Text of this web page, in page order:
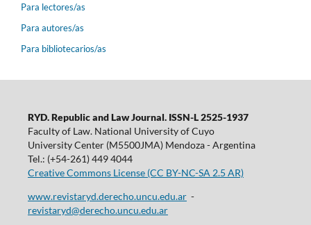
Para lectores/as
Para autores/as
Para bibliotecarios/as
RYD. Republic and Law Journal. ISSN-L 2525-1937
Faculty of Law. National University of Cuyo
University Center (M5500JMA) Mendoza - Argentina
Tel.: (+54-261) 449 4044
Creative Commons License (CC BY-NC-SA 2.5 AR)
www.revistaryd.derecho.uncu.edu.ar-
revistaryd@derecho.uncu.edu.ar